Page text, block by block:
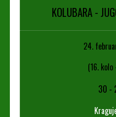
KOLUBARA -
24.
(16. kolo
30 -